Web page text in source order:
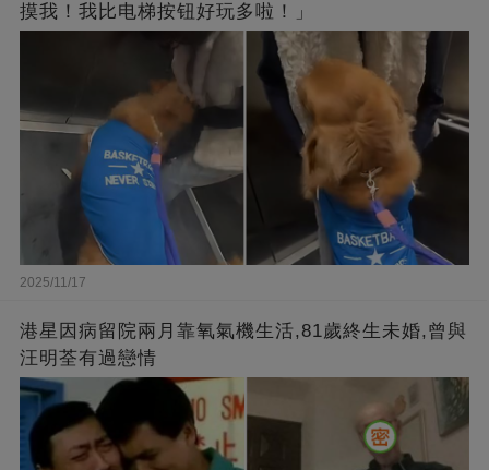
摸我！我比电梯按钮好玩多啦！」
2025/11/17
港星因病留院兩月靠氧氣機生活,81歲終生未婚,曾與
汪明荃有過戀情